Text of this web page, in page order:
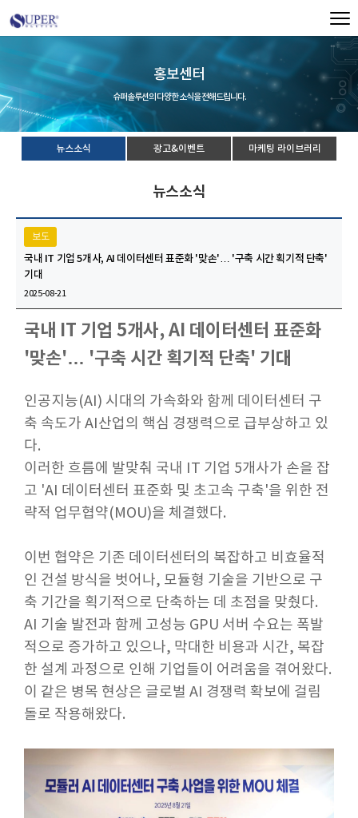
홍보센터
슈퍼솔루션의 다양한 소식을 전해드립니다.
뉴스소식 광고&이벤트 마케팅 라이브러리
뉴스소식
보도
국내 IT 기업 5개사, AI 데이터센터 표준화 '맞손'… '구축 시간 획기적 단축'
기대
2025-08-21
국내 IT 기업 5개사, AI 데이터센터 표준화
'맞손'… '구축 시간 획기적 단축' 기대
인공지능(AI) 시대의 가속화와 함께 데이터센터 구
축 속도가 AI산업의 핵심 경쟁력으로 급부상하고 있
다.
이러한 흐름에 발맞춰 국내 IT 기업 5개사가 손을 잡
고 'AI 데이터센터 표준화 및 초고속 구축'을 위한 전
략적 업무협약(MOU)을 체결했다.
이번 협약은 기존 데이터센터의 복잡하고 비효율적
인 건설 방식을 벗어나, 모듈형 기술을 기반으로 구
축 기간을 획기적으로 단축하는 데 초점을 맞췄다.
AI 기술 발전과 함께 고성능 GPU 서버 수요는 폭발
적으로 증가하고 있으나, 막대한 비용과 시간, 복잡
한 설계 과정으로 인해 기업들이 어려움을 겪어왔다.
이 같은 병목 현상은 글로벌 AI 경쟁력 확보에 걸림
돌로 작용해왔다.